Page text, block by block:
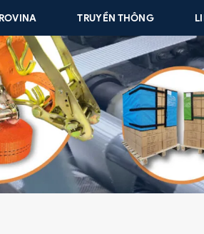
TRUYỀN THÔNG